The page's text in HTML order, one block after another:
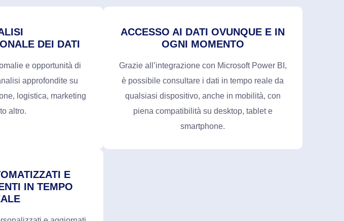
DEI DATI
e opportunità di
approfondite su
logistica, marketing
altro.
ACCESSO AI DATI OVUNQUE E IN
OGNI MOMENTO
Grazie all’integrazione con Microsoft Power BI,
è possibile consultare i dati in tempo reale da
qualsiasi dispositivo, anche in mobilità, con
piena compatibilità su desktop, tablet e
smartphone.
E
IN TEMPO